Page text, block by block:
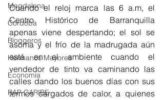
Magdalena
Córdoba
Bloggeros
Hermanos Mayores
Economía
RAP CARIBE
Cuando el reloj marca las 6 a.m, el
Centro Histórico de Barranquilla
apenas viene despertando; el sol se
asoma y el frío de la madrugada aún
está en el ambiente cuando el
vendedor de tinto va caminando las
calles dando los buenos días con sus
termos cargados de calor, a quienes